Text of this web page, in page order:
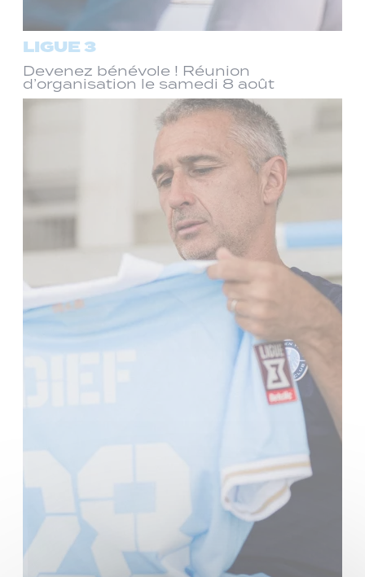
LIGUE 3
Devenez bénévole ! Réunion
d’organisation le samedi 8 août